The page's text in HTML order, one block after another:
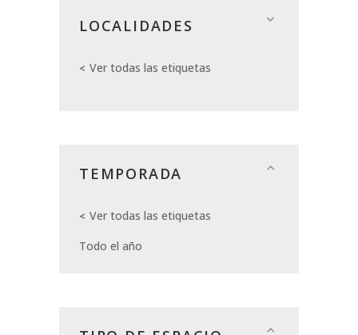
LOCALIDADES
Ver todas las etiquetas
TEMPORADA
Ver todas las etiquetas
Todo el año